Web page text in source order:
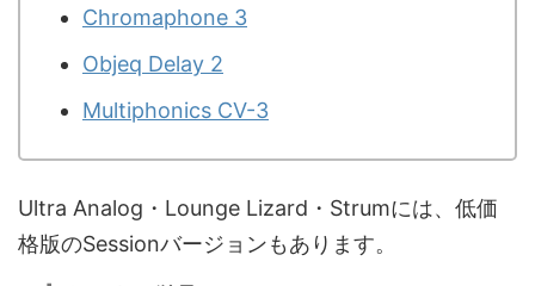
Chromaphone 3
Objeq Delay 2
Multiphonics CV-3
Ultra Analog・Lounge Lizard・Strumには、低価
格版のSessionバージョンもあります。